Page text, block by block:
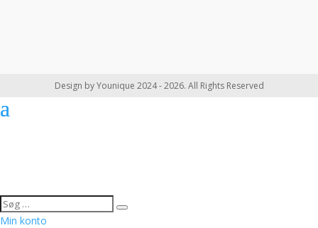
Design by Younique 2024 - 2026. All Rights Reserved
Min konto